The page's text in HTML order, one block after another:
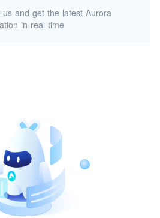
us and get the latest Aurora
in real time